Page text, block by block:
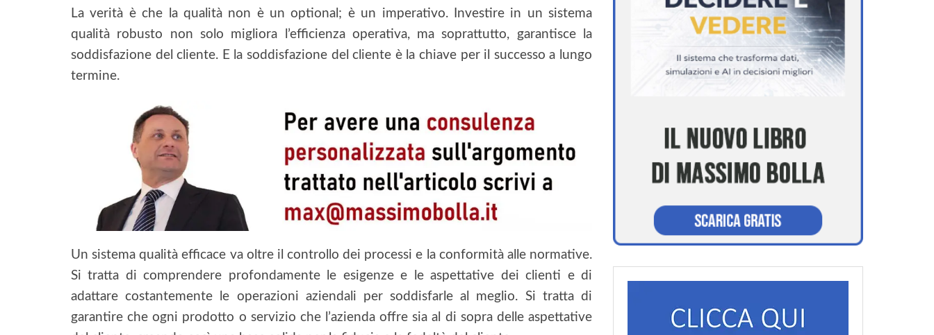
La verità è che la qualità non è un optional; è un imperativo. Investire in un sistema
qualità robusto non solo migliora l’efficienza operativa, ma soprattutto, garantisce la
soddisfazione del cliente. E la soddisfazione del cliente è la chiave per il successo a lungo
termine.
Un sistema qualità efficace va oltre il controllo dei processi e la conformità alle normative.
Si tratta di comprendere profondamente le esigenze e le aspettative dei clienti e di
adattare costantemente le operazioni aziendali per soddisfarle al meglio. Si tratta di
garantire che ogni prodotto o servizio che l’azienda offre sia al di sopra delle aspettative